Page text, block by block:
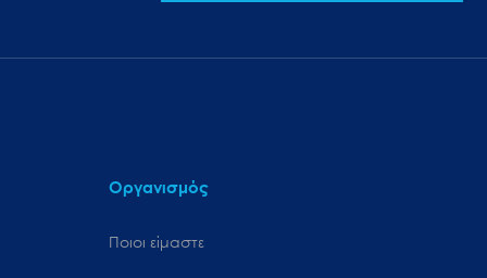
Οργανισμός
Ποιοι είμαστε